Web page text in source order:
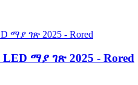
ማያ ገጽ 2025 - Rored